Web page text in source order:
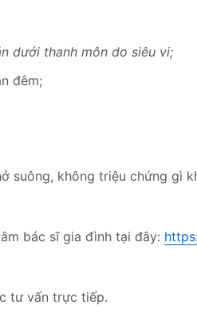
dưới thanh môn do siêu vi;
đêm;
suông, không triệu chứng gì
bác sĩ gia đình tại đây:
tư vấn trực tiếp.